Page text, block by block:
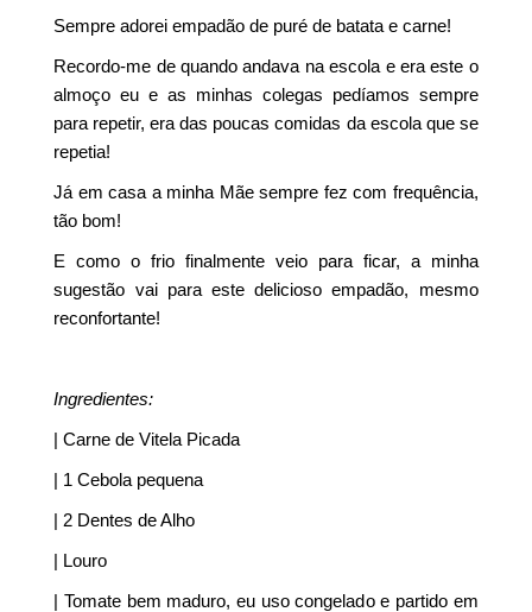
Sempre adorei empadão de puré de batata e carne!
Recordo-me de quando andava na escola e era este o
almoço eu e as minhas colegas pedíamos sempre
para repetir, era das poucas comidas da escola que se
repetia!
Já em casa a minha Mãe sempre fez com frequência,
tão bom!
E como o frio finalmente veio para ficar, a minha
sugestão vai para este delicioso empadão, mesmo
reconfortante!
Ingredientes:
| Carne de Vitela Picada
| 1 Cebola pequena
| 2 Dentes de Alho
| Louro
| Tomate bem maduro, eu uso congelado e partido em